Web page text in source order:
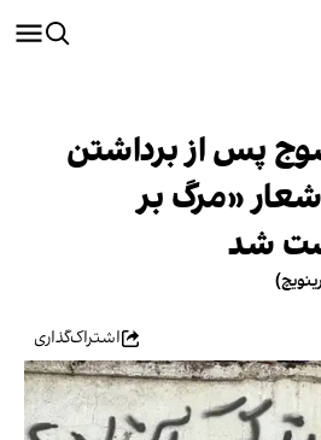
پس از برداشتن
«مرگ بر
شد
اشتراک‌گذاری